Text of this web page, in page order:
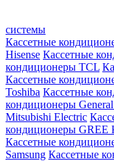
системы
Кассетные
Hisense Кассетные
кондиционеры TCL
Кассетные
Toshiba Кассетные
кондиционеры
Mitsubishi Electric
кондиционеры GREE
Кассетные
Samsung Кассетные